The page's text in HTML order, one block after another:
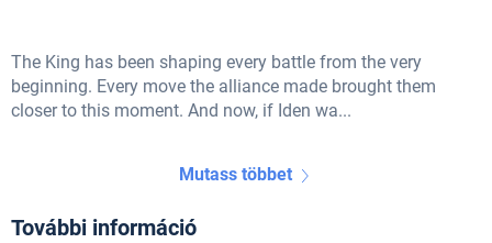
The King has been shaping every battle from the very
beginning. Every move the alliance made brought them
closer to this moment. And now, if Iden wa...
Mutass többet
További információ